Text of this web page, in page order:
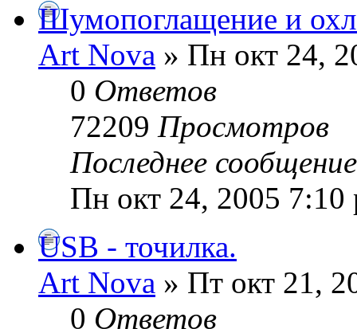
Шумопоглащение и
Art Nova » Пн окт 24,
0 Ответов
72209 Просмотров
Последнее
Пн окт 24, 2005 7:10
USB - точилка.
Art Nova » Пт окт 21,
0 Ответов